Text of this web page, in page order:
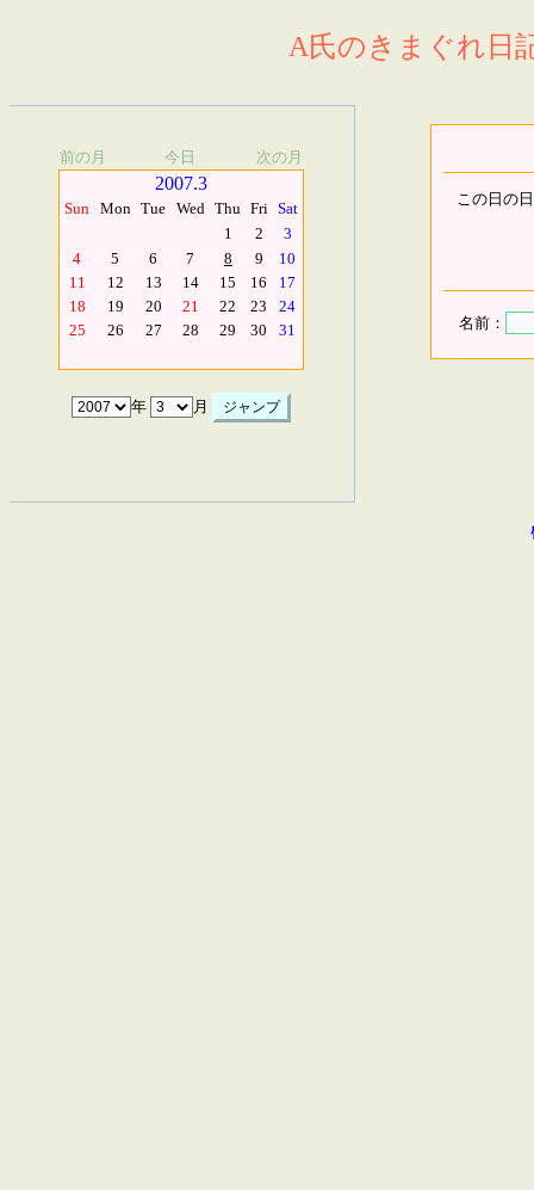
A氏のきまぐれ日
前の月 今日 次の月
2007.3
Sun Mon Tue Wed Thu Fri Sat
1
2
3
4
5 6 7 8 9
10
11
12 13 14 15 16
17
18
19 20 21 22 23
24
25
26 27 28 29 30 31
年 月
この日の
名前：